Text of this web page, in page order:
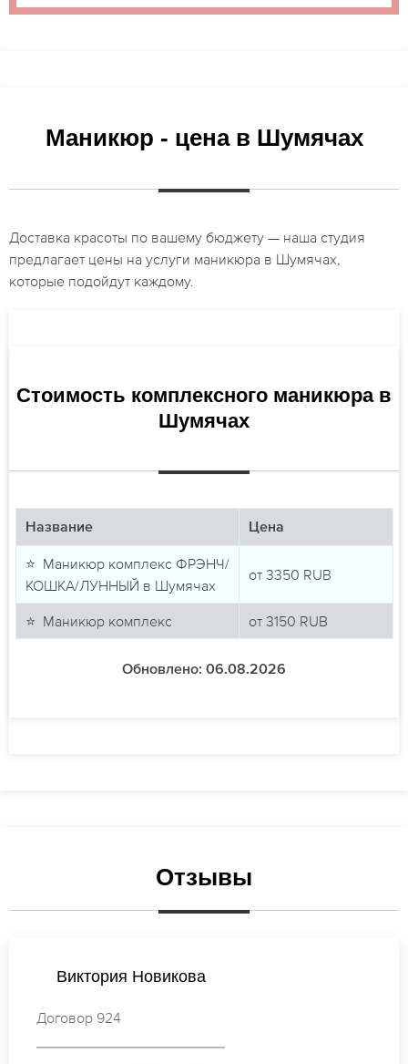
Маникюр - цена в Шумячах
Доставка красоты по вашему бюджету — наша студия
предлагает цены на услуги маникюра в Шумячах,
которые подойдут каждому.
Стоимость комплексного маникюра в
Шумячах
Название Цена
⭐ Маникюр комплекс ФРЭНЧ/
КОШКА/ЛУННЫЙ в Шумячах
от 3350 RUB
⭐ Маникюр комплекс от 3150 RUB
Обновлено: 06.08.2026
Отзывы
Виктория Петрова
Договор 255